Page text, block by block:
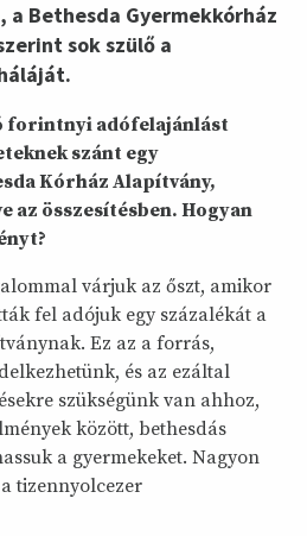
a Bethesda Gyermekkórház
sok szülő a
forintnyi adófelajánlást
szánt egy
Kórház Alapítvány,
az összesítésben. Hogyan
várjuk az őszt, amikor
fel adójuk egy százalékát a
Ez az a forrás,
és az ezáltal
szükségünk van ahhoz,
között, bethesdás
a gyermekeket. Nagyon
tizennyolcezer